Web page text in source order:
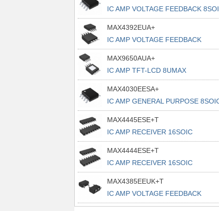
IC AMP VOLTAGE FEEDBACK
MAX4392EUA+
IC AMP VOLTAGE FEEDBACK
8UMAX
MAX9650AUA+
IC AMP TFT-LCD 8UMAX
MAX4030EESA+
IC AMP GENERAL PURPOSE
MAX4445ESE+T
IC AMP RECEIVER 16SOIC
MAX4444ESE+T
IC AMP RECEIVER 16SOIC
MAX4385EEUK+T
IC AMP VOLTAGE FEEDBACK
SOT23-5